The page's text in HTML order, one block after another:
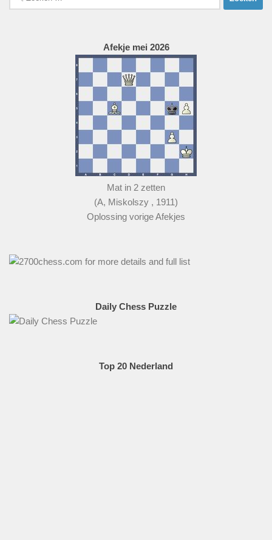
naar:
Afekje mei 2026
Mat in 2 zetten
(A, Miskolszy , 1911)
Oplossing vorige Afekjes
Daily Chess Puzzle
Top 20 Nederland